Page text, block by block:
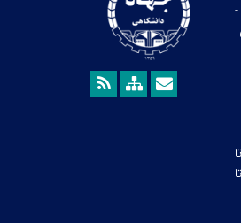
چهارشنبه ساعت:۷:۰۰ تا ۱۴:۳۰، (آموزشی): ۷:۰۰ تا